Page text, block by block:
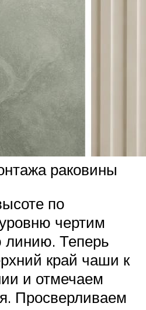
раковины
по
чертим
линию. Теперь
край чаши к
и отмечаем
Просверливаем